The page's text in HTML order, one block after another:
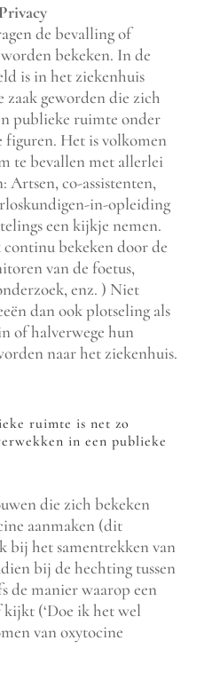
Privacy
de bevalling of
bekeken. In de
is in het ziekenhuis
zaak geworden die zich
publieke ruimte onder
Het is volkomen
te bevallen met allerlei
Artsen, co-assistenten,
in-opleiding
een kijkje nemen.
bekeken door de
van de foetus,
enz. ) Niet
dan ook plotseling als
of halverwege hun
naar het ziekenhuis.
ruimte is net zo
in een publieke
die zich bekeken
aanmaken (dit
bij het samentrekken van
bij de hechting tussen
de manier waarop een
(‘Doe ik het wel
van oxytocine